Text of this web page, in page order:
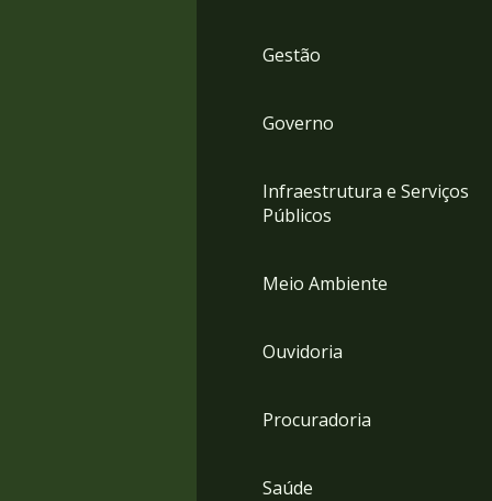
Gestão
Governo
Infraestrutura e Serviços
Públicos
Meio Ambiente
Ouvidoria
Procuradoria
Saúde